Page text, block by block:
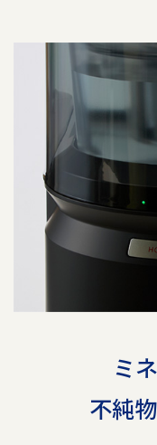
ミ
不純